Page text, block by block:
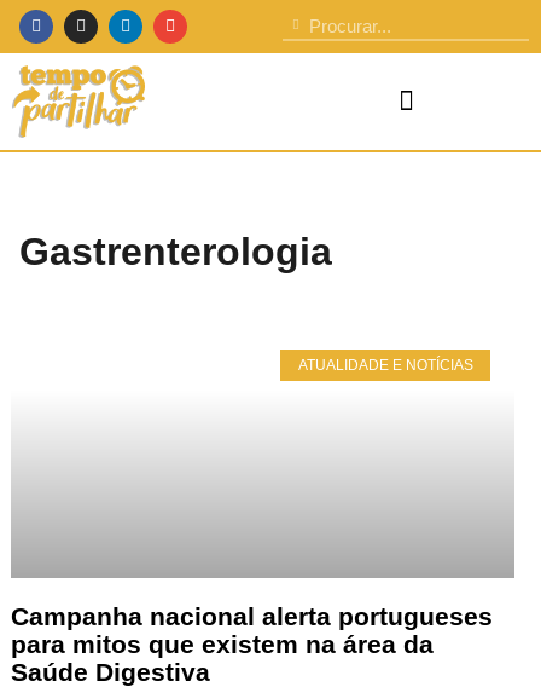
Gastrenterologia
ATUALIDADE E NOTÍCIAS
Campanha nacional alerta portugueses
para mitos que existem na área da
Saúde Digestiva